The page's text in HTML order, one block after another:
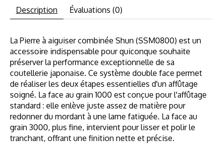
Description Évaluations (0)
La Pierre à aiguiser combinée Shun (SSM0800) est un
accessoire indispensable pour quiconque souhaite
préserver la performance exceptionnelle de sa
coutellerie japonaise. Ce système double face permet
de réaliser les deux étapes essentielles d'un affûtage
soigné. La face au grain 1000 est conçue pour l'affûtage
standard : elle enlève juste assez de matière pour
redonner du mordant à une lame fatiguée. La face au
grain 3000, plus fine, intervient pour lisser et polir le
tranchant, offrant une finition nette et précise.